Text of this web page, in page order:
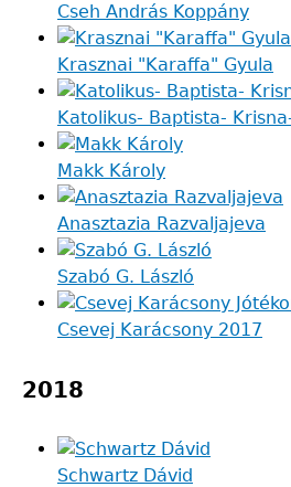
Cseh András Koppány
Krasznai "Karaffa" Gyula
Katolikus- Baptista-
Makk Károly
Anasztazia Razvaljajeva
Szabó G. László
Csevej Karácsony 2017
2018
Schwartz Dávid